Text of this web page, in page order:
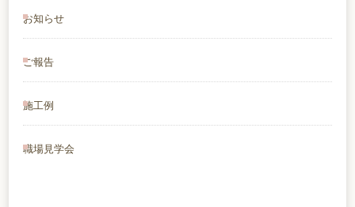
ジ
送
り
お知らせ
ご報告
施工例
職場見学会